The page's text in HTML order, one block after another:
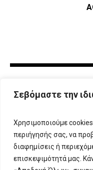
Σεβόμαστε την
Χρησιμοποιούμε
περιήγησής σας, να
διαφημίσεις ή
επισκεψιμότητά μας.
T: 210 666 3993